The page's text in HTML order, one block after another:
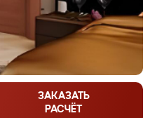
ЗАКАЗАТЬ
РАСЧЁТ